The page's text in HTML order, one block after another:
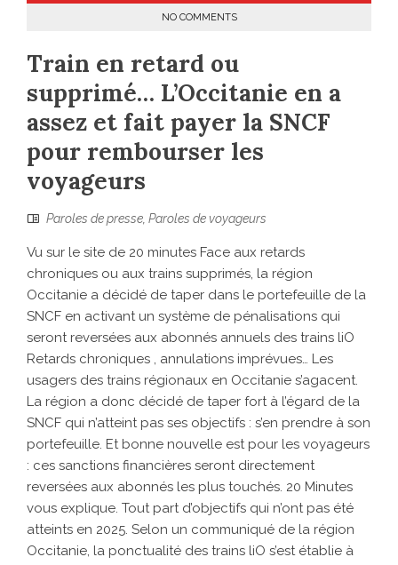
NO COMMENTS
Train en retard ou
supprimé… L’Occitanie en a
assez et fait payer la SNCF
pour rembourser les
voyageurs
Paroles de presse, Paroles de voyageurs
Vu sur le site de 20 minutes Face aux retards
chroniques ou aux trains supprimés, la région
Occitanie a décidé de taper dans le portefeuille de la
SNCF en activant un système de pénalisations qui
seront reversées aux abonnés annuels des trains liO
Retards chroniques , annulations imprévues… Les
usagers des trains régionaux en Occitanie s’agacent.
La région a donc décidé de taper fort à l’égard de la
SNCF qui n’atteint pas ses objectifs : s’en prendre à son
portefeuille. Et bonne nouvelle est pour les voyageurs
: ces sanctions financières seront directement
reversées aux abonnés les plus touchés. 20 Minutes
vous explique. Tout part d’objectifs qui n’ont pas été
atteints en 2025. Selon un communiqué de la région
Occitanie, la ponctualité des trains liO s’est établie à